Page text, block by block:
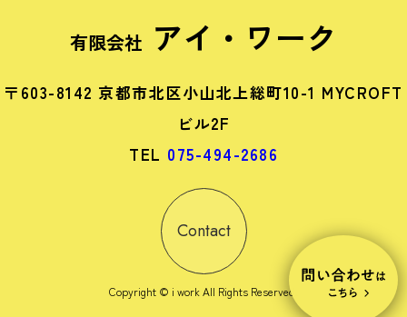
有限会社 アイ・ワーク
〒603-8142 京都市北区小山北上総町10-1 MYCROFT
ビル2F
TEL 075-494-2686
Contact
Copyright © i work All Rights Reserved.